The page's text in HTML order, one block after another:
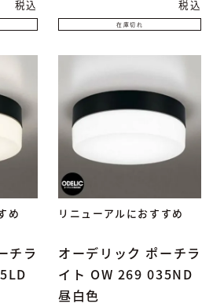
税込 税込
在庫切れ
め
チラ
リニューアルにおすすめ
オーデリック ポーチラ
イト OW 269 035ND
昼白色